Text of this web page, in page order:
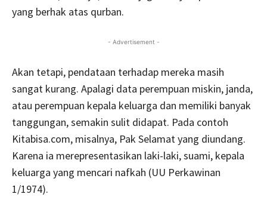
yang berhak atas qurban.
- Advertisement -
Akan tetapi, pendataan terhadap mereka masih
sangat kurang. Apalagi data perempuan miskin, janda,
atau perempuan kepala keluarga dan memiliki banyak
tanggungan, semakin sulit didapat. Pada contoh
Kitabisa.com, misalnya, Pak Selamat yang diundang.
Karena ia merepresentasikan laki-laki, suami, kepala
keluarga yang mencari nafkah (UU Perkawinan
1/1974).